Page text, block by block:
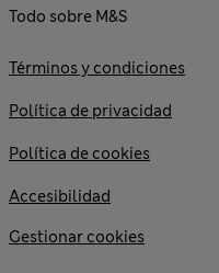
Todo sobre M&S
Términos y condiciones
Política de privacidad
Política de cookies
Accesibilidad
Gestionar cookies